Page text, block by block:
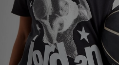
Vind een winkel
Bestelling traceren
Mijn JD